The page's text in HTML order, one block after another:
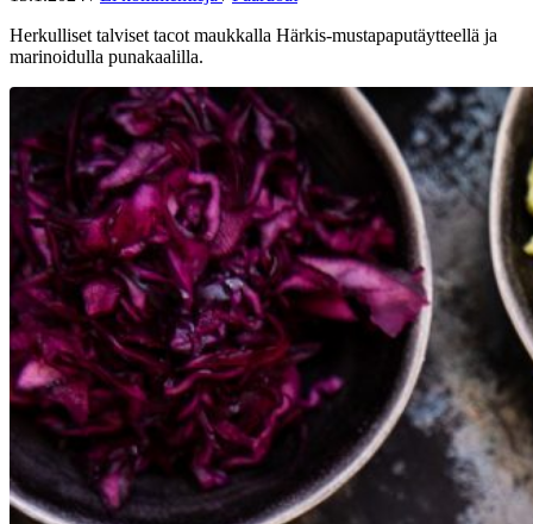
Herkulliset talviset tacot maukkalla Härkis-mustapaputäytteellä ja
marinoidulla punakaalilla.